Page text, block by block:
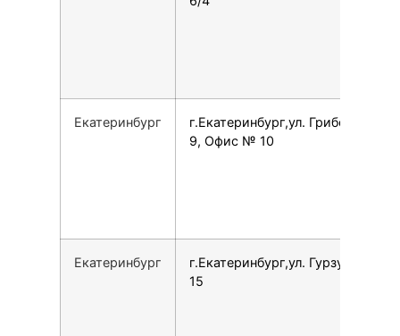
Екатеринбург
г.Екатеринбург,ул. Грибоедова,
9, Офис № 10
Екатеринбург
г.Екатеринбург,ул. Гурзуфская,
15